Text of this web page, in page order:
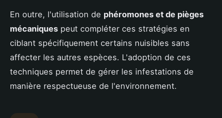
En outre, l'utilisation de phéromones et de pièges
mécaniques peut compléter ces stratégies en
ciblant spécifiquement certains nuisibles sans
affecter les autres espèces. L'adoption de ces
techniques permet de gérer les infestations de
manière respectueuse de l'environnement.